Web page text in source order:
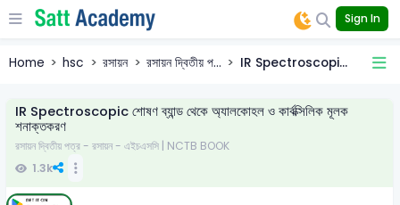
Sign In
Home hsc রসায়ন রসায়ন দ্বিতীয় প... IR Spectroscopi...
IR Spectroscopic শোষণ ব্যান্ড থেকে অ্যালকোহল ও কার্বক্সিলিক মূলক
শনাক্তকরণ
রসায়ন দ্বিতীয় পত্র - রসায়ন - এইচএসসি | NCTB BOOK
1.3k